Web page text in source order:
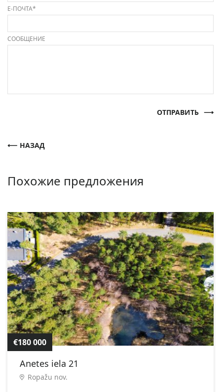
Е-ПОЧТА*
СООБЩЕНИЕ
ОТПРАВИТЬ
НАЗАД
Похожие предложения
€180 000
Anetes iela 21
Ropažu nov.